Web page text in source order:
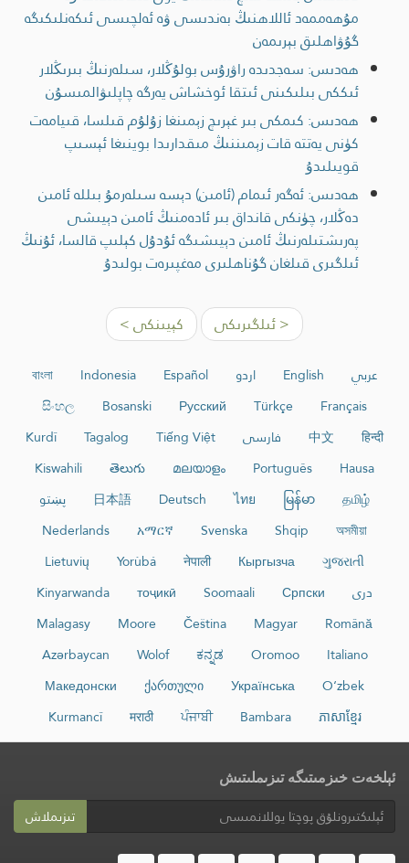
مۇھەممەد ئاللاھنىڭ بەندىسى ۋە ئەلچىسى ئىكەنلىكىگە
گۇۋاھلىق بېرىمەن
ھەدىس: سەجدىدە راۋرۇس بولۇڭلار، سىلەرنىڭ بىرىڭلار
ئىككى بىلىكىنى ئىتقا ئوخشاش يەرگە چاپلىۋالمىسۇن
ھەدىس: كىمكى بىر غېرىچ زېمىنغا زۇلۇم قىلسا، قىيامەت
كۈنى يەتتە قات زېمىننىڭ مىقدارىدا بوينىغا ئېسىپ
قويىلىدۇ
ھەدىس: ئەگەر ئىمام (ئامىن) دېسە سىلەرمۇ بىللە ئامىن
دەڭلار، چۈنكى قانداق بىر ئادەمنىڭ ئامىن دېيىشى
پەرىشتىلەرنىڭ ئامىن دېيىشىگە ئۇدۇل كېلىپ قالسا، ئۇنىڭ
ئىلگىرى قىلغان گۇناھلىرى مەغپىرەت بولىدۇ
< ئىلگىرىكى كېيىنكى >
عربي English اردو Español
Indonesia
বাংলা
Français
Türkçe
Русский
Bosanski
සිංහල
हिन्दी
中文 فارسی Tiếng Việt
Tagalog
Kurdî
Hausa
Português
മലയാളം
తెలుగు
Kiswahili
தமிழ்
မြန်မာ
ไทย
Deutsch
日本語
پښتو
অসমীয়া
Shqip
Svenska
አማርኛ
Nederlands
ગુજરાતી
Кыргызча
नेपाली
Yorùbá
Lietuvių
دری
Српски
Soomaali
тоҷикӣ
Kinyarwanda
Română
Magyar
Čeština
Moore
Malagasy
Italiano
Oromoo
ಕನ್ನಡ
Wolof
Azərbaycan
O‘zbek
Українська
ქართული
Македонски
ភាសាខ្មែរ
Bambara
ਪੰਜਾਬੀ
मराठी
Kurmancî
ئېلخەت خىزمىتىگە تىزىملىتىش
تىزىملاش